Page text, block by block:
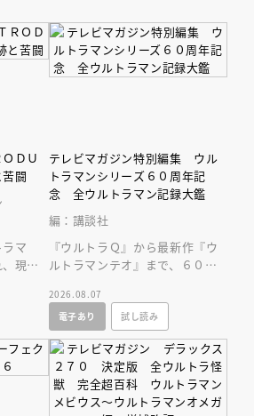
ＤＵ
闘
マ
現在
一冊
テレビマガジン特別編集 ウル
トラマンシリーズ６０周年記
念 全ウルトラマン記録大鑑
編：講談社
『ウルトラＱ』から最新作『ウ
ルトラマンテオ』まで、６０年
サイズなＡ４変型３００ページ
超に大収録！
2026.08.07
電子あり
試し読み